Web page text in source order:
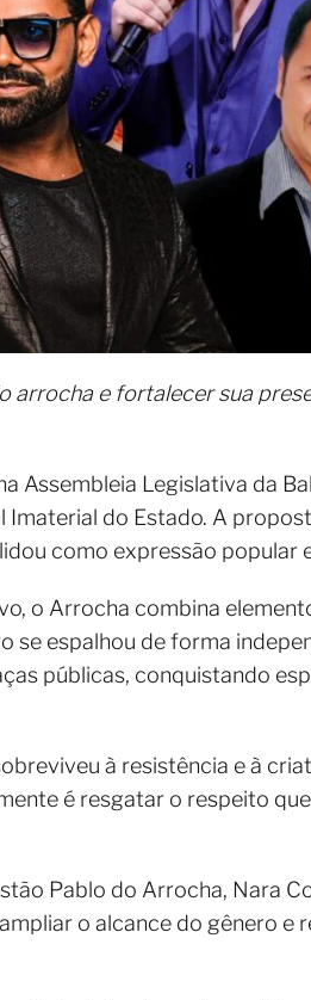
arrocha e fortalecer sua
Assembleia Legislativa da
do Estado. A
como expressão popular
o Arrocha combina
se espalhou de forma
públicas, conquistando
à resistência e à
é resgatar o respeito
Pablo do Arrocha, Nara
o alcance do gênero e